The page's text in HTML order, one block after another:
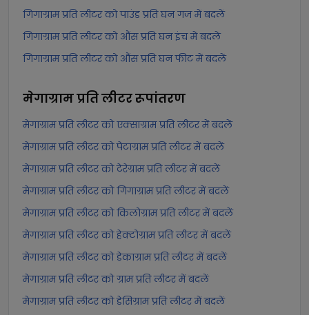
गिगाग्राम प्रति लीटर को पाउंड प्रति घन गज में बदलें
गिगाग्राम प्रति लीटर को औंस प्रति घन इंच में बदलें
गिगाग्राम प्रति लीटर को औंस प्रति घन फीट में बदलें
मेगाग्राम प्रति लीटररूपांतरण
मेगाग्राम प्रति लीटर को एक्साग्राम प्रति लीटर में बदलें
मेगाग्राम प्रति लीटर को पेटाग्राम प्रति लीटर में बदलें
मेगाग्राम प्रति लीटर को टेरेग्राम प्रति लीटर में बदलें
मेगाग्राम प्रति लीटर को गिगाग्राम प्रति लीटर में बदलें
मेगाग्राम प्रति लीटर को किलोग्राम प्रति लीटर में बदलें
मेगाग्राम प्रति लीटर को हेक्टोग्राम प्रति लीटर में बदलें
मेगाग्राम प्रति लीटर को डेकाग्राम प्रति लीटर में बदलें
मेगाग्राम प्रति लीटर को ग्राम प्रति लीटर में बदलें
मेगाग्राम प्रति लीटर को डेसिग्राम प्रति लीटर में बदलें